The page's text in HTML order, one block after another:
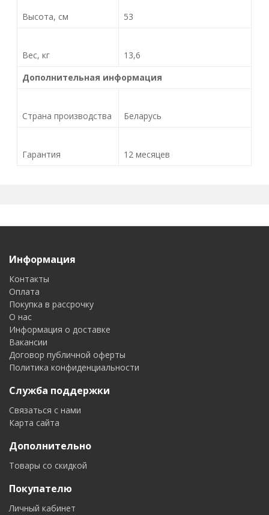
Высота, см 53
Вес, кг
13,6
Дополнительная информация
Страна производства Беларусь
Гарантия 12 месяцев
Информация
Контакты
Оплата
Покупка в рассрочку
О нас
Информация о доставке
Вакансии
Договор публичной оферты
Политика конфиденциальности
Служба поддержки
Связаться с нами
Карта сайта
Дополнительно
Товары со скидкой
Покупателю
Личный кабинет